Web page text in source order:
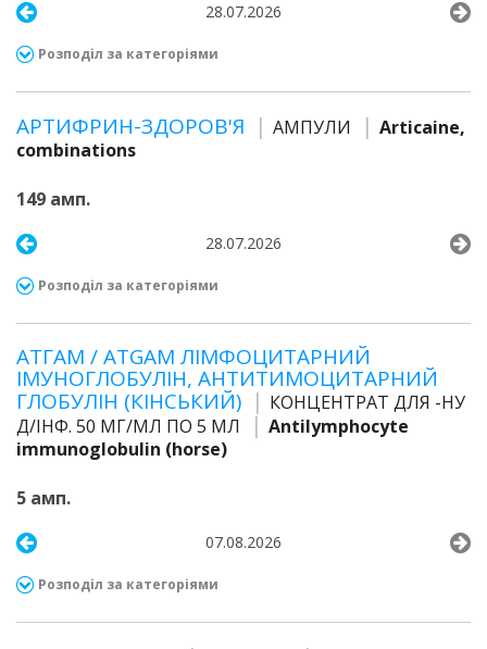
28.07.2026
Розподіл за категоріями
АРТИФРИН-ЗДОРОВ'Я АМПУЛИ
Articaine,
combinations
149 амп.
28.07.2026
Розподіл за категоріями
АТГАМ / ATGAM ЛІМФОЦИТАРНИЙ
ІМУНОГЛОБУЛІН, АНТИТИМОЦИТАРНИЙ
ГЛОБУЛІН (КІНСЬКИЙ)
КОНЦЕНТРАТ ДЛЯ -НУ
Д/ІНФ. 50 МГ/МЛ ПО 5 МЛ
Antilymphocyte
immunoglobulin (horse)
5 амп.
07.08.2026
Розподіл за категоріями